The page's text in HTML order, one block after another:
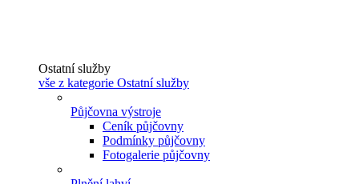
Ostatní služby
vše z kategorie Ostatní služby
Půjčovna výstroje
Ceník půjčovny
Podmínky půjčovny
Fotogalerie půjčovny